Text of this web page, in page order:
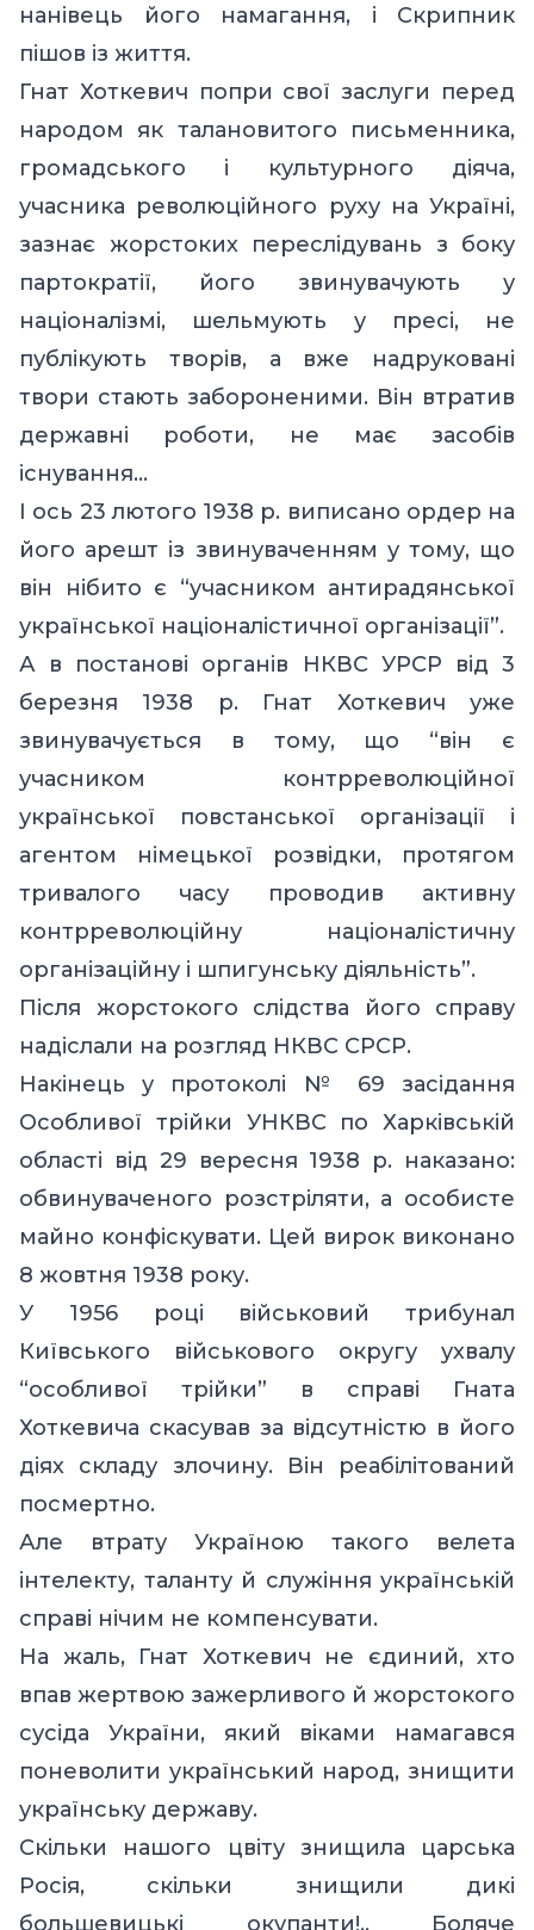
нанівець його намагання, і Скрипник
пішов із життя.
Гнат Хоткевич попри свої заслуги перед
народом як талановитого письменника,
громадського і культурного діяча,
учасника революційного руху на Україні,
зазнає жорстоких переслідувань з боку
партократії, його звинувачують у
націоналізмі, шельмують у пресі, не
публікують творів, а вже надруковані
твори стають забороненими. Він втратив
державні роботи, не має засобів
існування…
І ось 23 лютого 1938 p. виписано ордер на
його арешт із звинуваченням у тому, що
він нібито є “учасником антирадянської
української націоналістичної організації”.
А в постанові органів НКВС УРСР від 3
березня 1938 p. Гнат Хоткевич уже
звинувачується в тому, що “він є
учасником контрреволюційної
української повстанської організації і
агентом німецької розвідки, протягом
тривалого часу проводив активну
контрреволюційну націоналістичну
організаційну і шпигунську діяльність”.
Після жорстокого слідства його справу
надіслали на розгляд НКВС СРСР.
Накінець у протоколі № 69 засідання
Особливої трійки УНКВС по Харківській
області від 29 вересня 1938 p. наказано:
обвинуваченого розстріляти, а особисте
майно конфіскувати. Цей вирок виконано
8 жовтня 1938 pоку.
У 1956 pоці військовий трибунал
Київського військового округу ухвалу
“особливої трійки” в справі Гната
Хоткевича скасував за відсутністю в його
діях складу злочину. Він реабілітований
посмертно.
Але втрату Україною такого велета
інтелекту, таланту й служіння українській
справі нічим не компенсувати.
На жаль, Гнат Хоткевич не єдиний, хто
впав жертвою зажерливого й жорстокого
сусіда України, який віками намагався
поневолити український народ, знищити
українську державу.
Скільки нашого цвіту знищила царська
Росія, скільки знищили дикі
большевицькі окупанти!.. Боляче